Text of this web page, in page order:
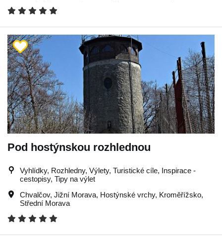
Pod hostýnskou rozhlednou
Vyhlídky, Rozhledny, Výlety, Turistické cíle, Inspirace -
cestopisy, Tipy na výlet
Chvalčov, Jižní Morava, Hostýnské vrchy, Kroměřížsko,
Střední Morava